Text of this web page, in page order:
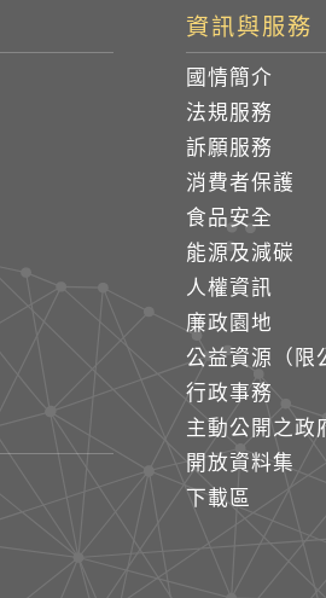
資訊與服務
國情簡介
法規服務
訴願服務
消費者保護
食品安全
能源及減碳
人權資訊
廉政園地
公益資源（限
行政事務
主動公開之政
開放資料集
下載區